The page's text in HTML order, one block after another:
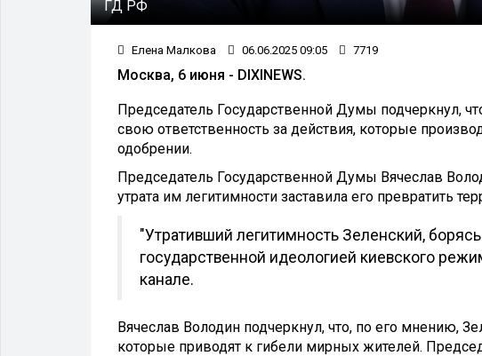
ГД РФ
Елена Малкова 06.06.2025 09:05 7719
Москва, 6 июня - DIXINEWS.
Председатель Государственной Думы подчеркнул,
свою ответственность за действия, которые
одобрении.
Председатель Государственной Думы Вячеслав
утрата им легитимности заставила его превратить
"Утративший легитимность Зеленский,
государственной идеологией киевского
канале.
Вячеслав Володин подчеркнул, что, по его мнению,
которые приводят к гибели мирных жителей.